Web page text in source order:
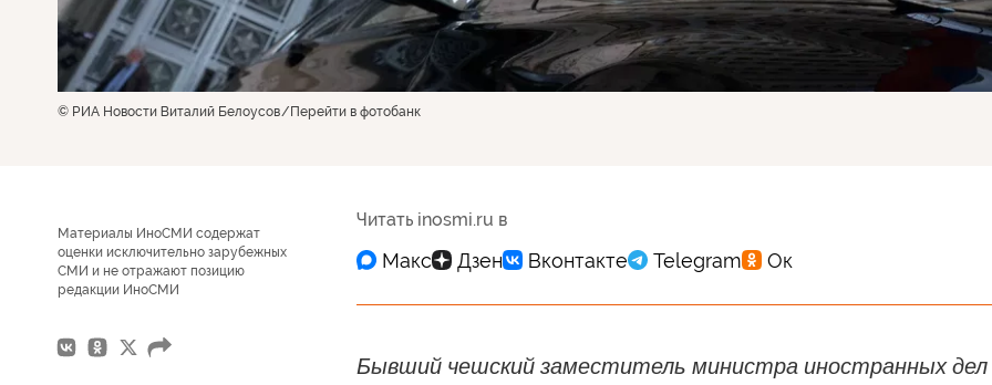
© РИА Новости Виталий Белоусов Перейти в фотобанк
Материалы ИноСМИ содержат
оценки исключительно зарубежных
СМИ и не отражают позицию
редакции ИноСМИ
Читать inosmi.ru в
Бывший чешский заместитель министра иностранных дел